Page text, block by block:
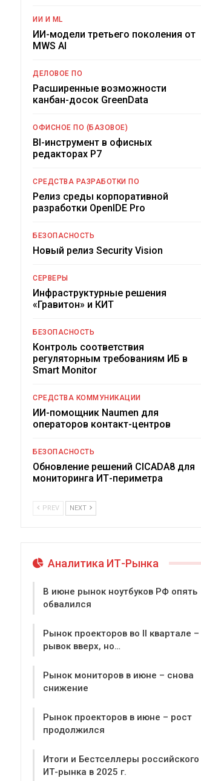
ИИ И ML
ИИ-модели третьего поколения от
MWS AI
ДЕЛОВОЕ ПО
Расширенные возможности
канбан-досок GreenData
ОФИСНОЕ ПО (БАЗОВОЕ)
BI-инструмент в офисных
редакторах Р7
СРЕДСТВА РАЗРАБОТКИ ПО
Релиз среды корпоративной
разработки OpenIDE Pro
БЕЗОПАСНОСТЬ
Новый релиз Security Vision
СЕРВЕРЫ
Инфраструктурные решения
«Гравитон» и КИТ
БЕЗОПАСНОСТЬ
Контроль соответствия
регуляторным требованиям ИБ в
Smart Monitor
СРЕДСТВА КОММУНИКАЦИИ
ИИ-помощник Naumen для
операторов контакт-центров
БЕЗОПАСНОСТЬ
Обновление решений CICADA8 для
мониторинга ИТ-периметра
PREV NEXT
Аналитика ИТ-Рынка
В июне рынок ноутбуков РФ опять
обвалился
Рынок проекторов во II квартале –
рывок вверх, но…
Рынок мониторов в июне – снова
снижение
Рынок проекторов в июне – рост
продолжился
Итоги и Бестселлеры российского
ИТ-рынка в 2025 г.